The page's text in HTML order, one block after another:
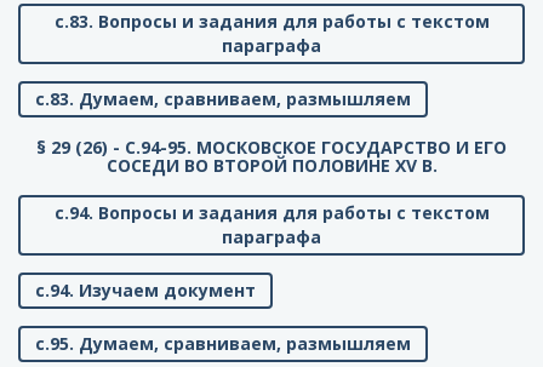
с.83. Вопросы и задания для работы с текстом
параграфа
с.83. Думаем, сравниваем, размышляем
§ 29 (26) - C.94-95. МОСКОВСКОЕ ГОСУДАРСТВО И ЕГО
СОСЕДИ ВО ВТОРОЙ ПОЛОВИНЕ XV В.
с.94. Вопросы и задания для работы с текстом
параграфа
с.94. Изучаем документ
с.95. Думаем, сравниваем, размышляем